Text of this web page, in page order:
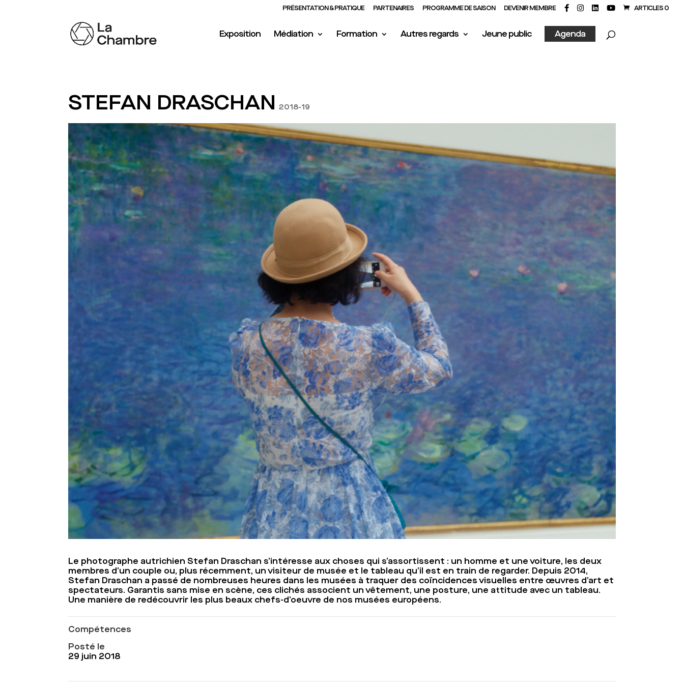
PRÉSENTATION & PRATIQUE PARTENAIRES PROGRAMME DE SAISON DEVENIR MEMBRE ARTICLES 0
Exposition Médiation Formation Autres regards Jeune public Agenda
STEFAN DRASCHAN 2018-19
Le photographe autrichien Stefan Draschan s’intéresse aux choses qui s’assortissent : un homme et une voiture, les deux
membres d’un couple ou, plus récemment, un visiteur de musée et le tableau qu’il est en train de regarder. Depuis 2014,
Stefan Draschan a passé de nombreuses heures dans les musées à traquer des coïncidences visuelles entre œuvres d’art et
spectateurs. Garantis sans mise en scène, ces clichés associent un vêtement, une posture, une attitude avec un tableau.
Une manière de redécouvrir les plus beaux chefs-d’oeuvre de nos musées européens.
Compétences
Posté le
29 juin 2018